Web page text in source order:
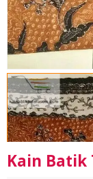
Kain Batik